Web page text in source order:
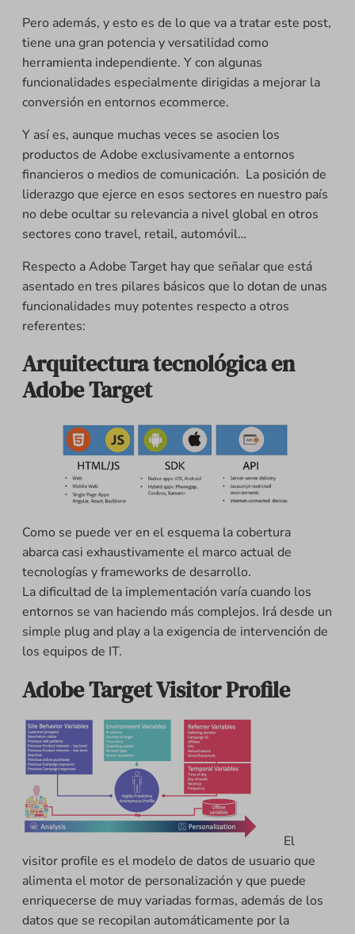
Pero además, y esto es de lo que va a tratar este post,
tiene una gran potencia y versatilidad como
herramienta independiente. Y con algunas
funcionalidades especialmente dirigidas a mejorar la
conversión en entornos ecommerce.
Y así es, aunque muchas veces se asocien los
productos de Adobe exclusivamente a entornos
financieros o medios de comunicación. La posición de
liderazgo que ejerce en esos sectores en nuestro país
no debe ocultar su relevancia a nivel global en otros
sectores cono travel, retail, automóvil…
Respecto a Adobe Target hay que señalar que está
asentado en tres pilares básicos que lo dotan de unas
funcionalidades muy potentes respecto a otros
referentes:
Arquitectura tecnológica en
Adobe Target
Como se puede ver en el esquema la cobertura
abarca casi exhaustivamente el marco actual de
tecnologías y frameworks de desarrollo.
La dificultad de la implementación varía cuando los
entornos se van haciendo más complejos. Irá desde un
simple plug and play a la exigencia de intervención de
los equipos de IT.
Adobe Target Visitor Profile
El
visitor profile es el modelo de datos de usuario que
alimenta el motor de personalización y que puede
enriquecerse de muy variadas formas, además de los
datos que se recopilan automáticamente por la